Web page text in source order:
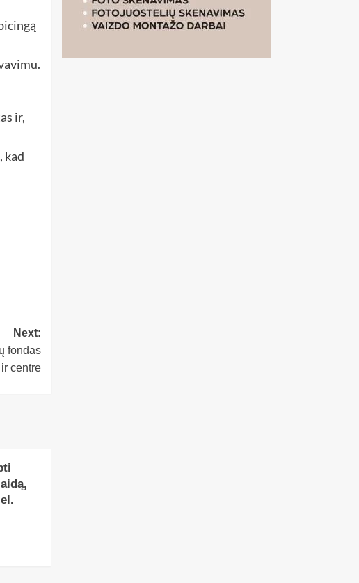
ir,
kad
Next:
fondas
centre